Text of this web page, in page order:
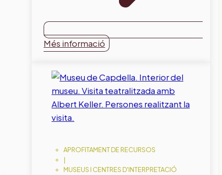
Més informació
APROFITAMENT DE RECURSOS
|
MUSEUS I CENTRES D'INTERPRETACIÓ